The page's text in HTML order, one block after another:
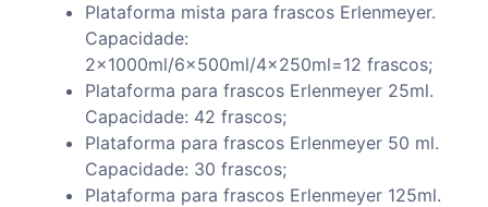
Plataforma mista para frascos Erlenmeyer.
Capacidade:
2x1000ml/6x500ml/4x250ml=12 frascos;
Plataforma para frascos Erlenmeyer 25ml.
Capacidade: 42 frascos;
Plataforma para frascos Erlenmeyer 50 ml.
Capacidade: 30 frascos;
Plataforma para frascos Erlenmeyer 125ml.